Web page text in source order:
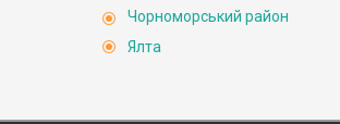
Чорноморський район
Ялта